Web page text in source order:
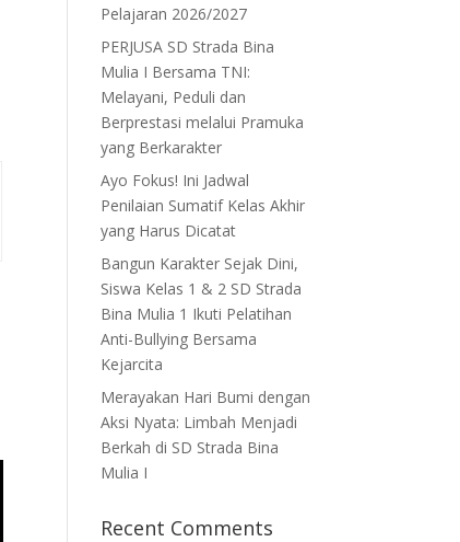
Pelajaran 2026/2027
PERJUSA SD Strada Bina
Mulia I Bersama TNI:
Melayani, Peduli dan
Berprestasi melalui Pramuka
yang Berkarakter
Ayo Fokus! Ini Jadwal
Penilaian Sumatif Kelas Akhir
yang Harus Dicatat
Bangun Karakter Sejak Dini,
Siswa Kelas 1 & 2 SD Strada
Bina Mulia 1 Ikuti Pelatihan
Anti-Bullying Bersama
Kejarcita
Merayakan Hari Bumi dengan
Aksi Nyata: Limbah Menjadi
Berkah di SD Strada Bina
Mulia I
Recent Comments